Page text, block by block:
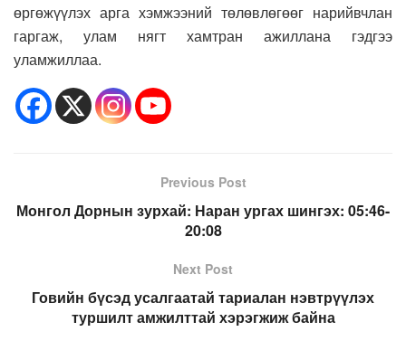
өргөжүүлэх арга хэмжээний төлөвлөгөөг нарийвчлан
гаргаж, улам нягт хамтран ажиллана гэдгээ
уламжиллаа.
Previous Post
Монгол Дорнын зурхай: Наран ургах шингэх: 05:46-
20:08
Next Post
Говийн бүсэд усалгаатай тариалан нэвтрүүлэх
туршилт амжилттай хэрэгжиж байна